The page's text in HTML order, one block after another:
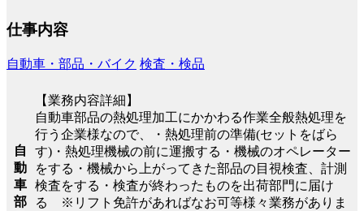
仕事内容
自動車・部品・バイク 検査・検品
自
動
車
部
【業務内容詳細】
自動車部品の熱処理加工にかかわる作業全般熱処理を
行う企業様なので、・熱処理前の準備(セットをばら
す)・熱処理機械の前に運搬する・機械のオペレーター
をする・機械から上がってきた部品の目視検査、計測
検査をする・検査が終わったものを出荷部門に届け
る ※リフト免許があればなお可等様々業務がありま